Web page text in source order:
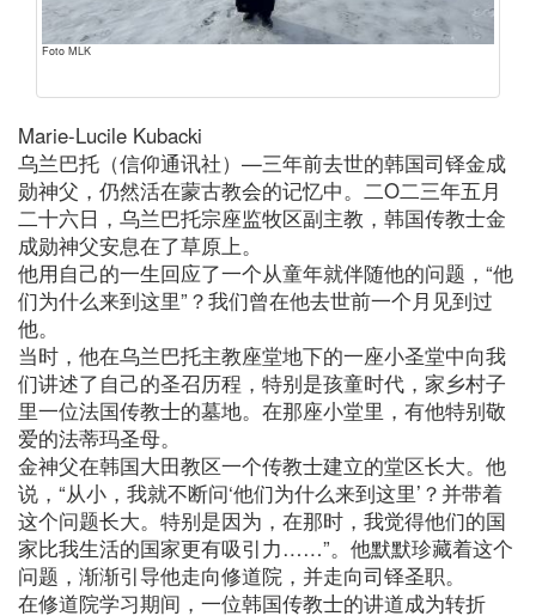
Foto MLK
Marie-Lucile Kubacki
乌兰巴托（信仰通讯社）—三年前去世的韩国司铎金成
勋神父，仍然活在蒙古教会的记忆中。二O二三年五月
二十六日，乌兰巴托宗座监牧区副主教，韩国传教士金
成勋神父安息在了草原上。
他用自己的一生回应了一个从童年就伴随他的问题，“他
们为什么来到这里”？我们曾在他去世前一个月见到过
他。
当时，他在乌兰巴托主教座堂地下的一座小圣堂中向我
们讲述了自己的圣召历程，特别是孩童时代，家乡村子
里一位法国传教士的墓地。在那座小堂里，有他特别敬
爱的法蒂玛圣母。
金神父在韩国大田教区一个传教士建立的堂区长大。他
说，“从小，我就不断问‘他们为什么来到这里’？并带着
这个问题长大。特别是因为，在那时，我觉得他们的国
家比我生活的国家更有吸引力……”。他默默珍藏着这个
问题，渐渐引导他走向修道院，并走向司铎圣职。
在修道院学习期间，一位韩国传教士的讲道成为转折